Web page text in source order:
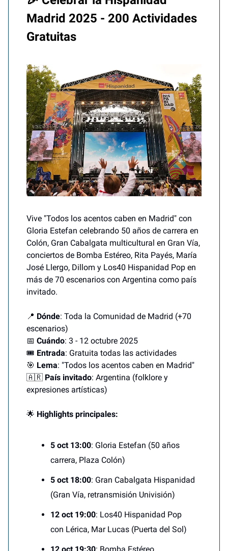
Madrid 2025 - 200 Actividades
Gratuitas
Vive "Todos los acentos caben en Madrid" con
Gloria Estefan celebrando 50 años de carrera en
Colón, Gran Cabalgata multicultural en Gran Vía,
conciertos de Bomba Estéreo, Rita Payés, María
José Llergo, Dillom y Los40 Hispanidad Pop en
más de 70 escenarios con Argentina como país
invitado.
📍 Dónde: Toda la Comunidad de Madrid (+70
escenarios)
📅 Cuándo: 3 - 12 octubre 2025
🎟️ Entrada: Gratuita todas las actividades
🎯 Lema: "Todos los acentos caben en Madrid"
🇦🇷 País invitado: Argentina (folklore y
expresiones artísticas)
🌟 Highlights principales:
5 oct 13:00: Gloria Estefan (50 años
carrera, Plaza Colón)
5 oct 18:00: Gran Cabalgata Hispanidad
(Gran Vía, retransmisión Univisión)
12 oct 19:00: Los40 Hispanidad Pop
con Lérica, Mar Lucas (Puerta del Sol)
12 oct 19:30: Bomba Estéreo